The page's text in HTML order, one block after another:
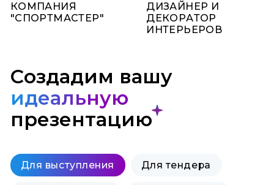
КОМПАНИЯ
"СПОРТМАСТЕР"
ДИЗАЙНЕР И
ДЕКОРАТОР
ИНТЕРЬЕРОВ
Создадим вашу
идеальную
презентацию
Для выступления Для тендера